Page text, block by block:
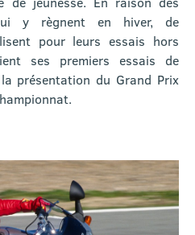
y règnent en hiver, de
pour leurs essais hors
ses premiers essais de
présentation du Grand Prix